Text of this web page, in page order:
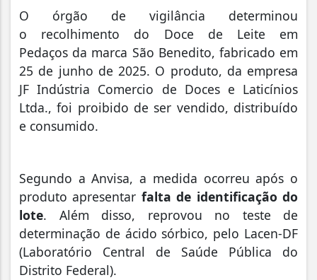
O órgão de vigilância determinou
o recolhimento do Doce de Leite em
Pedaços da marca São Benedito, fabricado em
25 de junho de 2025. O produto, da empresa
JF Indústria Comercio de Doces e Laticínios
Ltda., foi proibido de ser vendido, distribuído
e consumido.
Segundo a Anvisa, a medida ocorreu após o
produto apresentar falta de identificação do
lote. Além disso, reprovou no teste de
determinação de ácido sórbico, pelo Lacen-DF
(Laboratório Central de Saúde Pública do
Distrito Federal).